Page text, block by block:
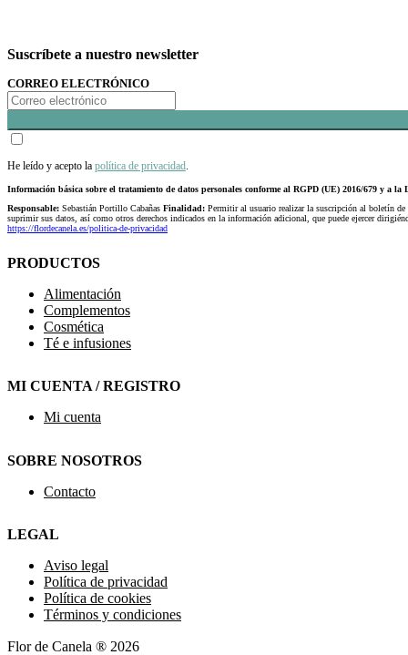
Suscríbete a nuestro newsletter
CORREO ELECTRÓNICO
He leído y acepto la política de privacidad
Información básica sobre el tratamiento de datos personales conforme al RGPD (UE) 2016/679 y a la
Responsable: Sebastián Portillo Cabañas Finalidad: Permitir al usuario realizar la suscripción al boletín
suprimir sus datos, así como otros derechos indicados en la información adicional, que puede ejercer
https://flordecanela.es/politica-de-privacidad
PRODUCTOS
Alimentación
Complementos
Cosmética
Té e infusiones
MI CUENTA / REGISTRO
Mi cuenta
SOBRE NOSOTROS
Contacto
LEGAL
Aviso legal
Política de privacidad
Política de cookies
Términos y condiciones
Flor de Canela ® 2026